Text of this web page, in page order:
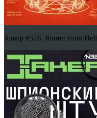
Хакер #326. Router from Hell